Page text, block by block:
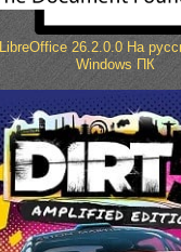
LibreOffice 26.2.0.0 На
Windows ПК